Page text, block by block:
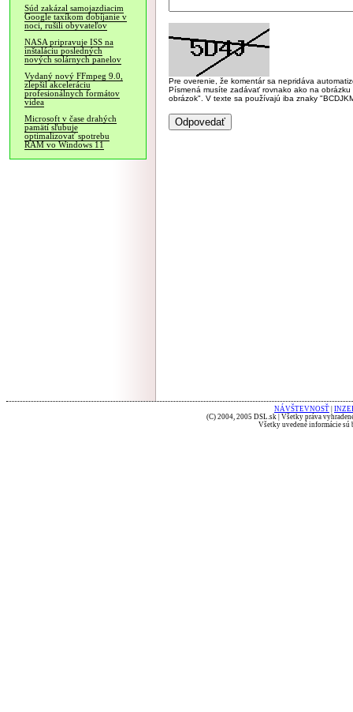
Súd zakázal samojazdiacim
Google taxíkom dobíjanie v
noci, rušili obyvateľov
NASA pripravuje ISS na
inštaláciu posledných
nových solárnych panelov
Vydaný nový FFmpeg 9.0,
zlepšil akceleráciu
profesionálnych formátov
videa
Microsoft v čase drahých
pamätí sľubuje
optimalizovať spotrebu
RAM vo Windows 11
Pre overenie, že komentár sa nepridáva
Písmená musíte zadávať rovnako ako na
obrázok". V texte sa používajú iba znaky
NÁVŠTEVNOSŤ
(C) 2004, 2005 DSL.sk | Všetky práva
Všetky uvedené informácie sú